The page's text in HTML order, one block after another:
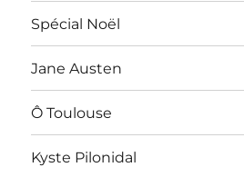
Spécial Noël
Jane Austen
Ô Toulouse
Kyste Pilonidal